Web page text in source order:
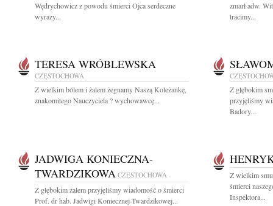
Wędrychowicz z powodu śmierci Ojca serdeczne
wyrazy...
zmarł adw.
tracimy...
TERESA WRÓBLEWSKA
CZĘSTOCHOWA
Z wielkim bólem i żalem żegnamy Naszą Koleżankę,
znakomitego Nauczyciela ? wychowawcę...
Z głębokim
przyjęliśmy
Badory...
JADWIGA KONIECZNA-
TWARDZIKOWA CZĘSTOCHOWA
Z głębokim żalem przyjęliśmy wiadomość o śmierci
Prof. dr hab. Jadwigi Koniecznej-Twardzikowej...
Z wielkim
śmierci
Inspektora...